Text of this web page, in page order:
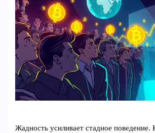
Жадность усиливает стадное поведение.